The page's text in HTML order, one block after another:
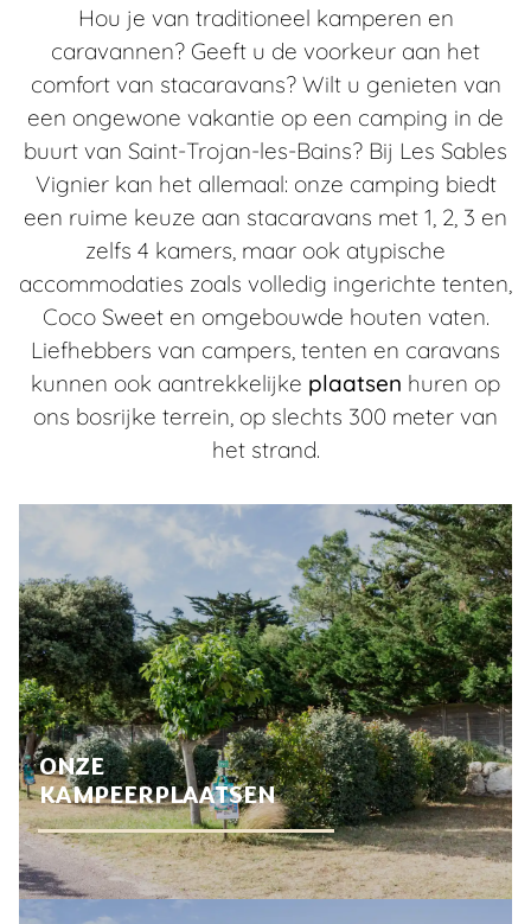
Hou je van traditioneel kamperen en
caravannen? Geeft u de voorkeur aan het
comfort van stacaravans? Wilt u genieten van
een ongewone vakantie op een camping in de
buurt van Saint-Trojan-les-Bains? Bij Les Sables
Vignier kan het allemaal: onze camping biedt
een ruime keuze aan stacaravans met 1, 2, 3 en
zelfs 4 kamers, maar ook atypische
accommodaties zoals volledig ingerichte tenten,
Coco Sweet en omgebouwde houten vaten.
Liefhebbers van campers, tenten en caravans
kunnen ook aantrekkelijke plaatsen huren op
ons bosrijke terrein, op slechts 300 meter van
het strand.
ONZE
KAMPEERPLAATSEN